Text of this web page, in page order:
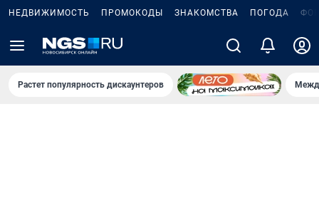
НЕДВИЖИМОСТЬ ПРОМОКОДЫ ЗНАКОМСТВА ПОГОДА
Растет популярность дискаунтеров